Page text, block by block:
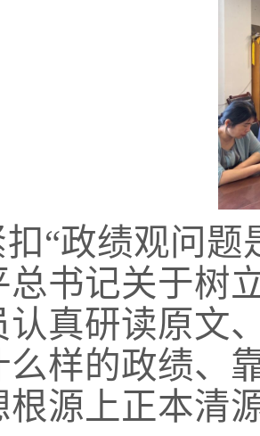
“政绩观问题
总书记关于树
认真研读原文
么样的政绩、
根源上正本清